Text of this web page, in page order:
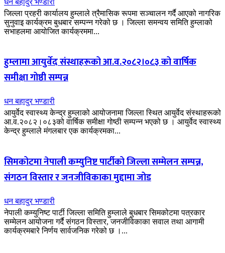
जिल्ला प्रहरी कार्यालय हुम्लाले त्रैमासिक रूपमा सञ्चालन गर्दै आएको नागरिक
सुनुवाइ कार्यक्रम बुधबार सम्पन्न गरेको छ । जिल्ला समन्वय समिति हुम्लाको
सभाहलमा आयोजित कार्यक्रममा...
हुम्लामा आयुर्वेद संस्थाहरूको आ.व.२०८२।०८३ को वार्षिक
समीक्षा गोष्ठी सम्पन्न
धन बहादुर भण्डारी
आयुर्वेद स्वास्थ्य केन्द्र हुम्लाको आयोजनामा जिल्ला स्थित आयुर्वेद संस्थाहरूको
आ.व.२०८२।०८३को वार्षिक समीक्षा गोष्ठी सम्पन्न भएको छ । आयुर्वेद स्वास्थ्य
केन्द्र हुम्लाले मंगलबार एक कार्यक्रमका...
सिमकोटमा नेपाली कम्युनिष्ट पार्टीको जिल्ला सम्मेलन सम्पन्न,
संगठन विस्तार र जनजीविकाका मुद्दामा जोड
धन बहादुर भण्डारी
नेपाली कम्युनिष्ट पार्टी जिल्ला समिति हुम्लाले बुधबार सिमकोटमा पत्रकार
सम्मेलन आयोजना गर्दै संगठन विस्तार, जनजीविकाका सवाल तथा आगामी
कार्यक्रमबारे निर्णय सार्वजनिक गरेको छ ।...